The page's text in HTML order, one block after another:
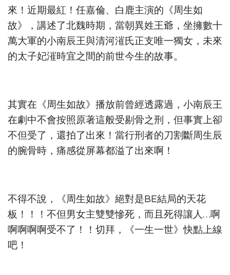
來！近期最紅！任嘉倫、白鹿主演的《周生如
故》，講述了北魏時期，當朝異姓王爺，坐擁數十
萬大軍的小南辰王與清河漼氏正支唯一獨女，未來
的太子妃漼時宜之間的前世今生的故事。
其實在《周生如故》播放前曾經透露過，小南辰王
在劇中不會按照原著這般受剔骨之刑，但事實上卻
不但受了，還拍了出來！當行刑者的刀割斷周生辰
的腕骨時，痛感從屏幕都溢了出來啊！
不得不說，《周生如故》絕對是BE結局的天花
板！！！不但男女主雙雙慘死，而且死得讓人…啊
啊啊啊啊受不了！！切拜，《一生一世》快點上線
吧！